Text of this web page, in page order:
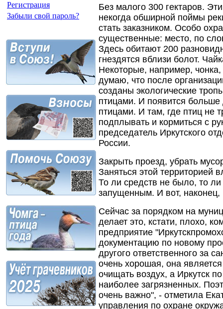
Регистрация
Забыли свой пароль?
Без малого 300 гектаров.
некогда обширной поймы
стать заказником. Особо
существенные: место, по
Здесь обитают 200
гнездятся вблизи болот.
Некоторые, например,
думаю, что после
созданы экологические
птицами. И появится
птицами. И там, где птиц не
подплывать и кормиться с
председатель Иркутского
России.
Закрыть проезд, убрать
Заняться этой территорией
То ли средств не было, то
запущенным. И вот, наконец,
Сейчас за порядком на
делает это, кстати, плохо,
предприятие
документацию по новому
другого ответственного за
очень хорошая, она
очищать воздух, а Иркутск
наиболее загрязненных.
очень важно", - отметила
управления по охране